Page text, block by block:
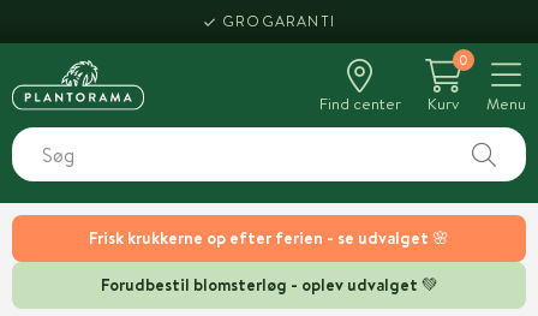
Frisk krukkerne op efter ferien - se udvalget 🌸
Forudbestil blomsterløg - oplev udvalget 💚
HENT SAMME DAG
Find center
0
Kurv
Menu